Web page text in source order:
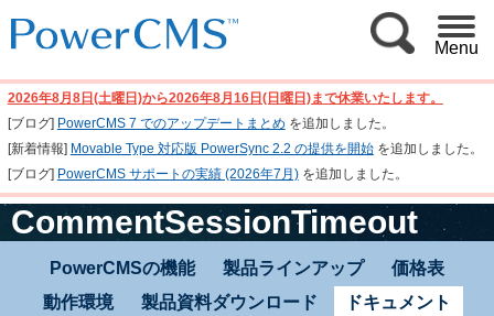
Menu
2026年8月8日(土曜日)から2026年8月16日(日曜日)まで休業いたします。
[ブログ] PowerCMS 7 でのアップデートまとめ を追加しました。
[新着情報] Movable Type 対応版 PowerSync 2.2 の提供を開始を追加しました。
[ブログ] PowerCMS サポートの実績 (2026年7月)を追加しました。
CommentSessionTimeout
PowerCMSの機能 製品ラインアップ
価格表
動作環境
製品資料ダウンロード ドキュメント